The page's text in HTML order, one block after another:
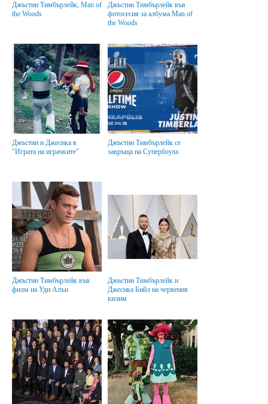
Джъстин Тимбърлейк, Man of
the Woods
Джъстин Тимбърлейк във
фотосесия за албума Man of
the Woods
Джъстин и Джесика в
"Играта на играчките"
Джъстин Тимбърлейк се
завръща на Супербоула
Джъстин Тимбърлейк във
филм на Уди Алън
Джъстин Тимбърлейк и
Джесика Бийл на червения
килим